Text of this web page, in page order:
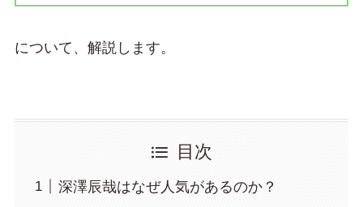
について、解説します。
目次
深澤辰哉はなぜ人気があるのか？